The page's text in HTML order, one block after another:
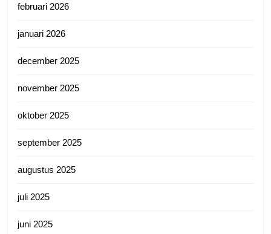
februari 2026
januari 2026
december 2025
november 2025
oktober 2025
september 2025
augustus 2025
juli 2025
juni 2025